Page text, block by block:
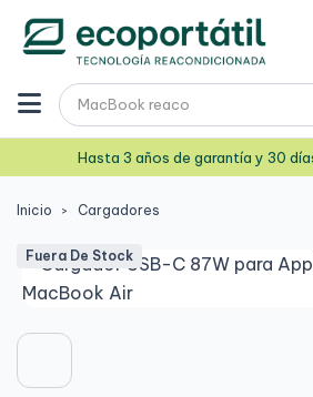
Hasta 3 años de garantía y 30
Inicio Cargadores
Fuera De Stock